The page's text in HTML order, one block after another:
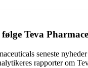
Teva
seneste
rapporter om